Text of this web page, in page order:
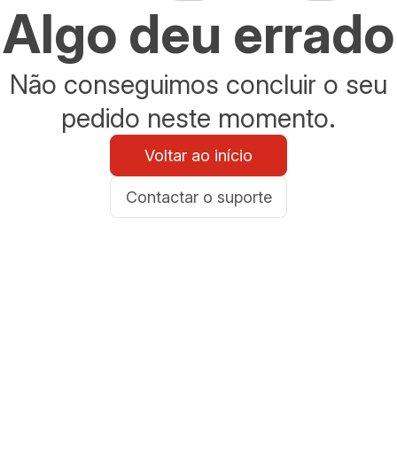
Algo deu errado
Não conseguimos concluir o seu
pedido neste momento.
Voltar ao início
Contactar o suporte